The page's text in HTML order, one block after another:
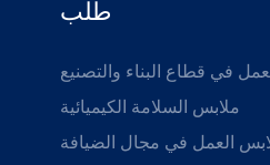
طلب
في قطاع البناء والتصنيع
ملابس السلامة الكيميائية
العمل في مجال الضيافة